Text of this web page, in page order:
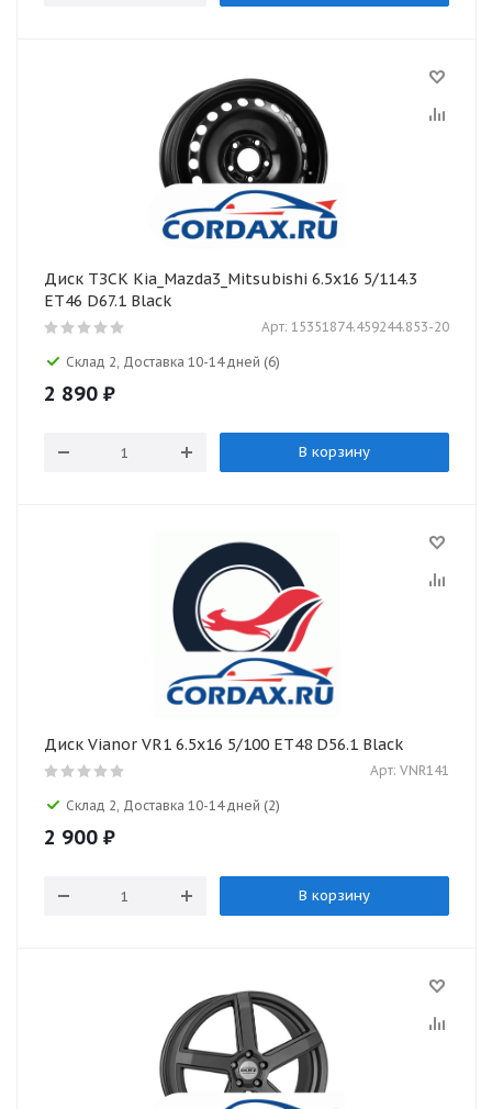
Диск ТЗСК Kia_Mazda3_Mitsubishi 6.5x16 5/114.3
ET46 D67.1 Black
Арт: 15351874.459244.853-20
Склад 2, Доставка 10-14 дней (6)
2 890 ₽
В корзину
Диск Vianor VR1 6.5x16 5/100 ET48 D56.1 Black
Арт: VNR141
Склад 2, Доставка 10-14 дней (2)
2 900 ₽
В корзину